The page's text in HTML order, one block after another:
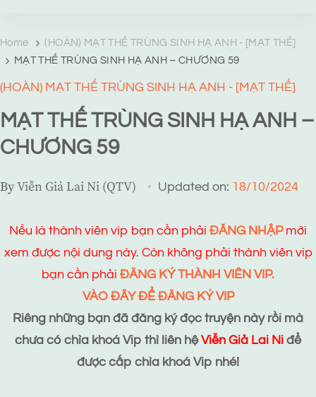
Home
(HOÀN) MẠT THẾ TRÙNG SINH HẠ ANH - [MẠT THẾ]
MẠT THẾ TRÙNG SINH HẠ ANH – CHƯƠNG 59
(HOÀN) MẠT THẾ TRÙNG SINH HẠ ANH - [MẠT THẾ]
MẠT THẾ TRÙNG SINH HẠ ANH –
CHƯƠNG 59
ByViễn Giả Lai Ni (QTV) Updated on: 18/10/2024
Nếu là thành viên vip bạn cần phải ĐĂNG NHẬPmới
xem được nội dung này. Còn không phải thành viên vip
bạn cần phải ĐĂNG KÝ THÀNH VIÊN VIP.
VÀO ĐÂY ĐỂ ĐĂNG KÝ VIP
Riêng những bạn đã đăng ký đọc truyện này rồi mà
chưa có chìa khoá Vip thì liên hệViễn Giả Lai Ni để
được cấp chìa khoá Vip nhé!